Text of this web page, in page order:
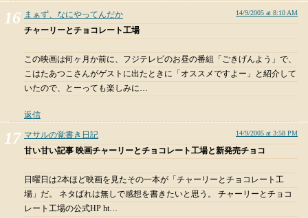
まぁず、なにやってんだか 14/9/2005 at 8:10 AM
チャーリーとチョコレート工場
この映画は何ヶ月か前に、フジテレビのお昼の番組「ごきげんよう」で、
こはたあつこさんがゲストに出たときに「オススメですよー」と紹介して
いたので、とーっても楽しみに…
返信
マサルの覚書き日記 14/9/2005 at 3:58 PM
甘い甘い記事 映画チャーリーとチョコレート工場と新発売チョコ
日曜日は2本ほど映画を見たその一本が「チャーリーとチョコレート工
場」だ。 ネタばれは無しで感想を書きたいと思う。 チャーリーとチョコ
レート工場の公式HP ht…